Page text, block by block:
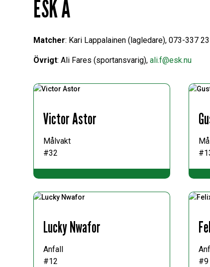
ESK A
Matcher: Kari Lappalainen (lagledare), 073-337
Övrigt: Ali Fares (sportansvarig),ali.f@esk.nu
Victor Astor
Målvakt
#32
Lucky Nwafor
Anfall
#12
#9